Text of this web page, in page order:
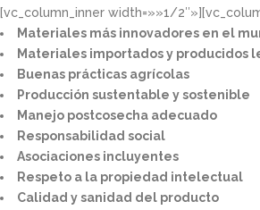
[vc_column_inner width=»»1/
Materiales más innovadores en el
Materiales importados y producidos
Buenas prácticas agrícolas​
Producción sustentable y sostenible​
Manejo postcosecha adecuado​
Responsabilidad social​
Asociaciones incluyentes​
Respeto a la propiedad intelectual​​
Calidad y sanidad del producto​